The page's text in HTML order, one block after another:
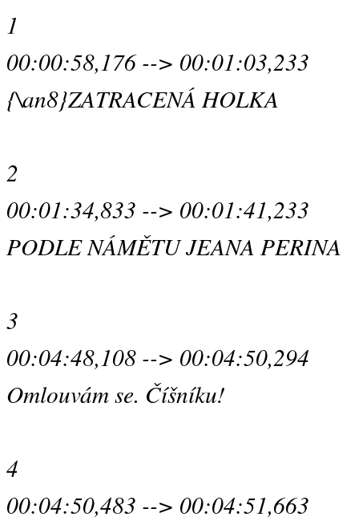
1
00:00:58,176 --> 00:01:03,233
{\an8}ZATRACENÁ HOLKA
2
00:01:34,833 --> 00:01:41,233
PODLE NÁMĚTU JEANA PERINA
3
00:04:48,108 --> 00:04:50,294
Omlouvám se. Číšníku!
4
00:04:50,483 --> 00:04:51,663